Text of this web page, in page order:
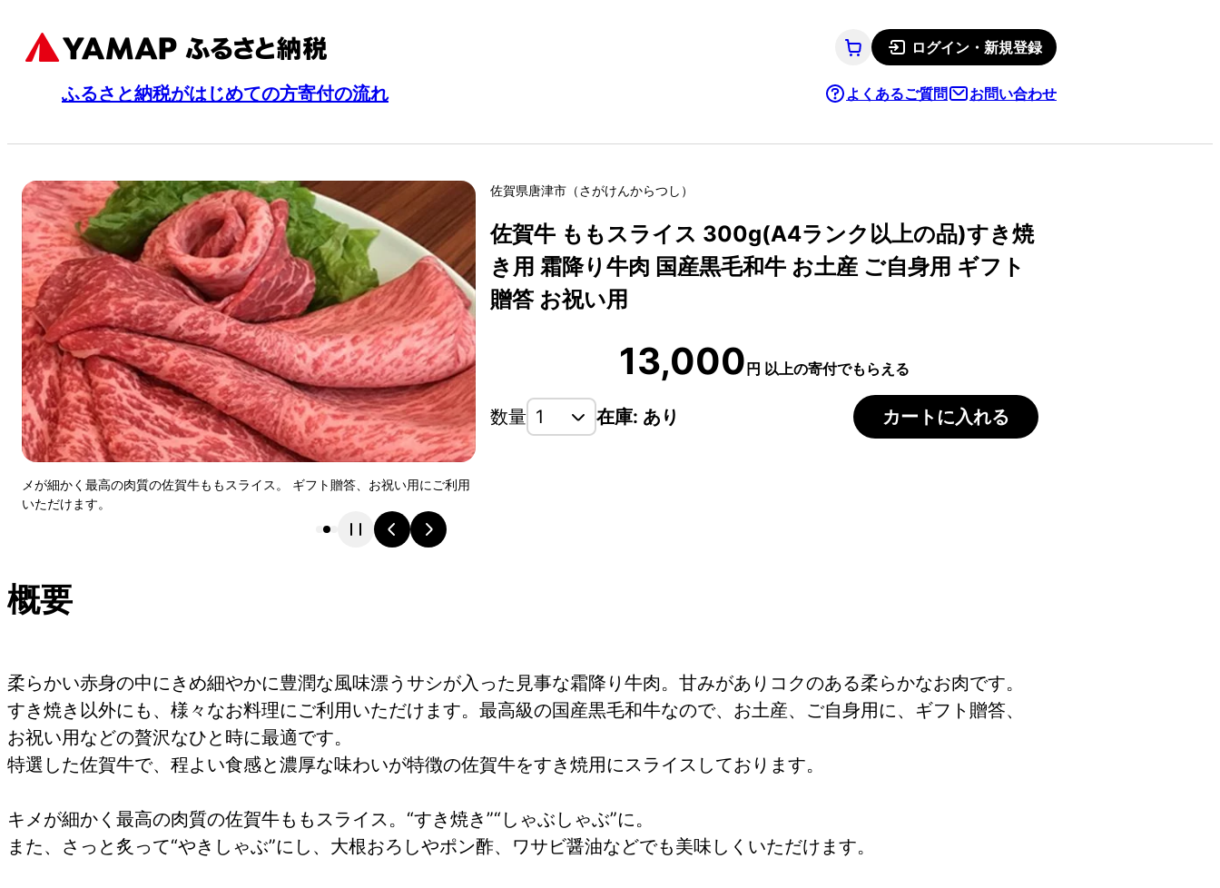
ログイン・新規登録
ふるさと納税がはじめての方寄付の流れ よくあるご質問 お問い合わせ
メが細かく最高の肉質の佐賀牛ももスライス。 ギフト贈答、お祝い用にご利用
いただけます。
佐賀県唐津市 （さがけんからつし ）
佐賀牛 ももスライス 300g(A4ランク以上の品)すき焼
き用 霜降り牛肉 国産黒毛和牛 お土産 ご自身用 ギフト
贈答 お祝い用
13,000円 以上の寄付でもらえる
数量 在庫: あり カートに入れる
概要
柔らかい赤身の中にきめ細やかに豊潤な風味漂うサシが入った見事な霜降り牛肉。甘みがありコクのある柔らかなお肉です。
すき焼き以外にも、様々なお料理にご利用いただけます。最高級の国産黒毛和牛なので、お土産、ご自身用に、ギフト贈答、
お祝い用などの贅沢なひと時に最適です。
特選した佐賀牛で、程よい食感と濃厚な味わいが特徴の佐賀牛をすき焼用にスライスしております。
キメが細かく最高の肉質の佐賀牛ももスライス。“すき焼き”“しゃぶしゃぶ”に。
また、さっと炙って“やきしゃぶ”にし、大根おろしやポン酢、ワサビ醤油などでも美味しくいただけます。